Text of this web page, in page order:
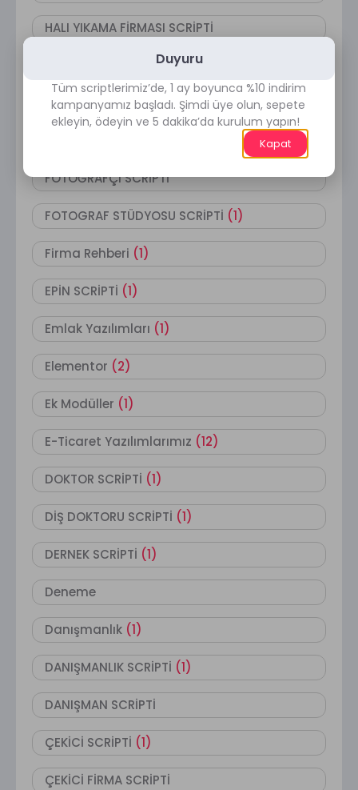
HALI YIKAMA FİRMASI SCRİPTİ
(1)
GÜZELLİK SALONU SCRİPTİ(3)
FOTOĞRAFÇI SCRİPTİ
FOTOGRAF STÜDYOSU SCRİPTİ (1)
Firma Rehberi (1)
EPİN SCRİPTİ (1)
Emlak Yazılımları (1)
Elementor (2)
Ek Modüller (1)
E-Ticaret Yazılımlarımız (12)
DOKTOR SCRİPTİ (1)
DİŞ DOKTORU SCRİPTİ (1)
DERNEK SCRİPTİ (1)
Deneme
Danışmanlık (1)
DANIŞMANLIK SCRİPTİ (1)
DANIŞMAN SCRİPTİ
ÇEKİCİ SCRİPTİ (1)
ÇEKİCİ FİRMA SCRİPTİ
Duyuru
Tüm scriptlerimiz’de, 1 ay boyunca %10 indirim
kampanyamız başladı. Şimdi üye olun, sepete
ekleyin, ödeyin ve 5 dakika’da kurulum yapın!
Kapat